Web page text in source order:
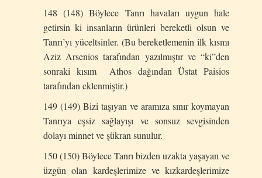
148 (148) Böylece Tanrı havaları uygun hale
getirsin ki insanların ürünleri bereketli olsun ve
Tanrı’yı yüceltsinler. (Bu bereketlemenin ilk kısmı
Aziz Arsenios tarafından yazılmıştır ve “ki”den
sonraki kısım Athos dağından Üstat Paisios
tarafından eklenmiştir.)
149 (149) Bizi taşıyan ve aramıza sınır koymayan
Tanrıya eşsiz sağlayışı ve sonsuz sevgisinden
dolayı minnet ve şükran sunulur.
150 (150) Böylece Tanrı bizden uzakta yaşayan ve
üzgün olan kardeşlerimize ve kızkardeşlerimize